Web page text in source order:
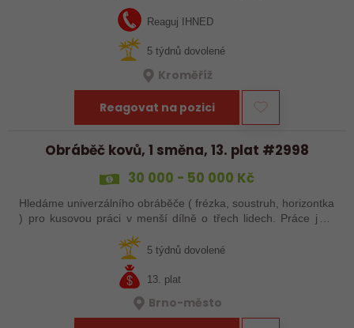
Reaguj IHNED
5 týdnů dovolené
Kroměříž
Reagovat na pozici
Obráběč kovů, 1 směna, 13. plat #2998
30 000 - 50 000 Kč
Hledáme univerzálního obráběče ( frézka, soustruh, horizontka
) pro kusovou práci v menší dílně o třech lidech. Práce je v
5 týdnů dovolené
13. plat
Brno-město